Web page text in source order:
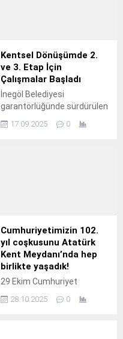
Kentsel Dönüşümde 2.
ve 3. Etap İçin
Çalışmalar Başladı
İnegöl Belediyesi
garantörlüğünde sürdürülen
Dönüşüm Projesinde ikinci
17.09.2025 0
Cumhuriyetimizin 102.
yıl coşkusunu Atatürk
Kent Meydanı’nda hep
birlikte yaşadık!
29 Ekim Cumhuriyet
kapsamında sahne alan
28.10.2025 0